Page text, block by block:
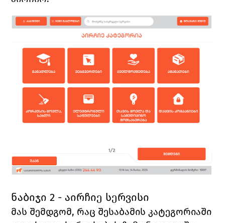
ნაბიჯი 2 - აირჩიე სერვისი
მას შემდგომ, რაც შესაბამის კატეგორიაში